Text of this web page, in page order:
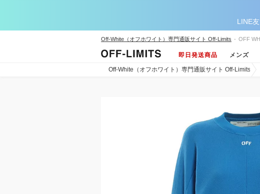
LINE
Off-White（オフホワイト）専門通販サイト Off-Limits - OFF
即日発送商品 メンズ
Off-White（オフホワイト）専門通販サイト Off-Limits